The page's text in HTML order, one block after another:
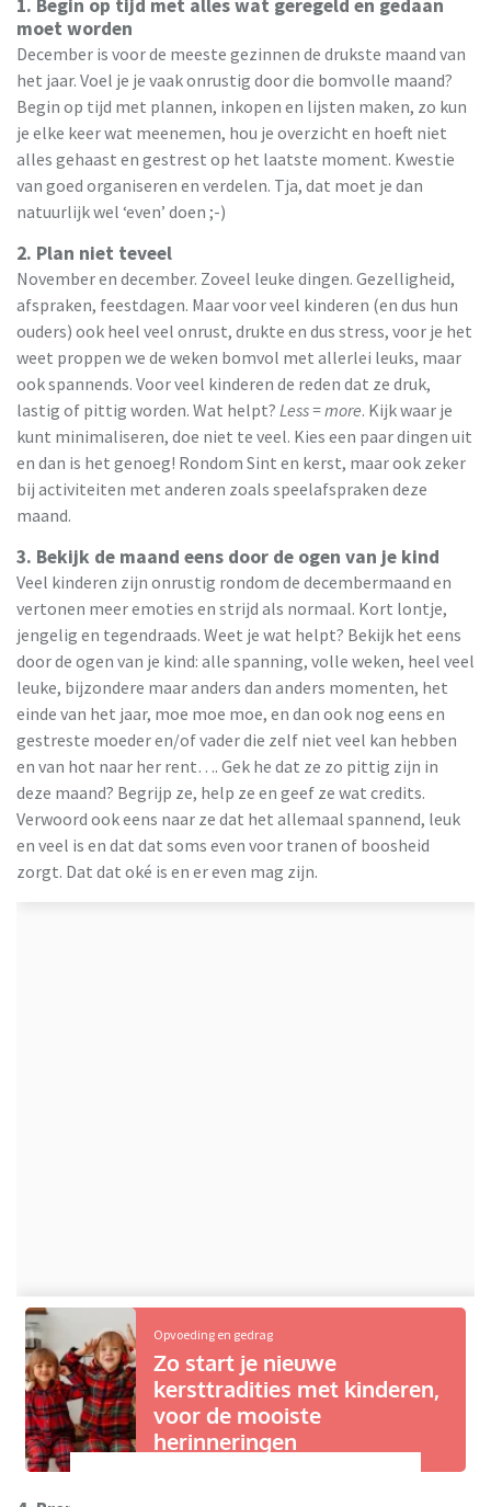
1. Begin op tijd met alles wat geregeld en gedaan
moet worden
December is voor de meeste gezinnen de drukste maand van
het jaar. Voel je je vaak onrustig door die bomvolle maand?
Begin op tijd met plannen, inkopen en lijsten maken, zo kun
je elke keer wat meenemen, hou je overzicht en hoeft niet
alles gehaast en gestrest op het laatste moment. Kwestie
van goed organiseren en verdelen. Tja, dat moet je dan
natuurlijk wel ‘even’ doen ;-)
2. Plan niet teveel
November en december. Zoveel leuke dingen. Gezelligheid,
afspraken, feestdagen. Maar voor veel kinderen (en dus hun
ouders) ook heel veel onrust, drukte en dus stress, voor je het
weet proppen we de weken bomvol met allerlei leuks, maar
ook spannends. Voor veel kinderen de reden dat ze druk,
lastig of pittig worden. Wat helpt? Less = more. Kijk waar je
kunt minimaliseren, doe niet te veel. Kies een paar dingen uit
en dan is het genoeg! Rondom Sint en kerst, maar ook zeker
bij activiteiten met anderen zoals speelafspraken deze
maand.
3. Bekijk de maand eens door de ogen van je kind
Veel kinderen zijn onrustig rondom de decembermaand en
vertonen meer emoties en strijd als normaal. Kort lontje,
jengelig en tegendraads. Weet je wat helpt? Bekijk het eens
door de ogen van je kind: alle spanning, volle weken, heel veel
leuke, bijzondere maar anders dan anders momenten, het
einde van het jaar, moe moe moe, en dan ook nog eens en
gestreste moeder en/of vader die zelf niet veel kan hebben
en van hot naar her rent…. Gek he dat ze zo pittig zijn in
deze maand? Begrijp ze, help ze en geef ze wat credits.
Verwoord ook eens naar ze dat het allemaal spannend, leuk
en veel is en dat dat soms even voor tranen of boosheid
zorgt. Dat dat oké is en er even mag zijn.
Opvoeding en gedrag
Zo start je nieuwe
kersttradities met kinderen,
voor de mooiste
herinneringen